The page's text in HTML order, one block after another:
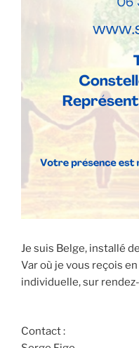
Je suis Belge, installé
Var où je vous reçois
individuelle, sur
Contact :